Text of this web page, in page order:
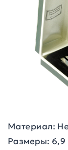
Материал:
Размеры: 6,9